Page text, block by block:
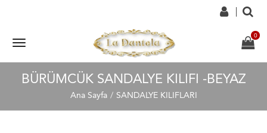
BÜRÜMCÜK SANDALYE KILIFI -BEYAZ
Ana Sayfa SANDALYE KILIFLARI